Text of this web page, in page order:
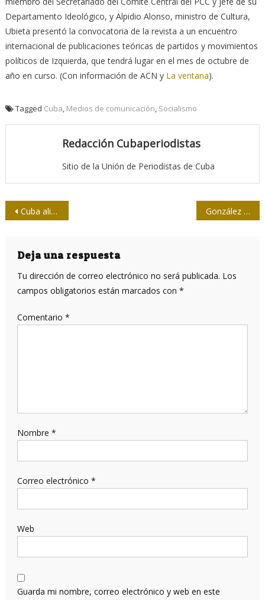
Departamento Ideológico, y Alpidio Alonso, ministro de Cultura,
Ubieta presentó la convocatoria de la revista a un encuentro
internacional de publicaciones teóricas de partidos y movimientos
políticos de Izquierda, que tendrá lugar en el mes de octubre de
año en curso. (Con información de ACN y La ventana).
Tagged Cuba, Medios de comunicación, Socialismo
Redacción Cubaperiodistas
Sitio de la Unión de Periodistas de Cuba
Navegación
entradas
Cuba alista carné virtual de vacunación contra la Covid-19 González Casanova cumple 100 años: La Cuba del joven Pablo
Deja una respuesta
Tu dirección de correo electrónico no será publicada. Los
campos obligatorios están marcados con *
Comentario *
Nombre *
Correo electrónico *
Web
Guarda mi nombre, correo electrónico y web en este